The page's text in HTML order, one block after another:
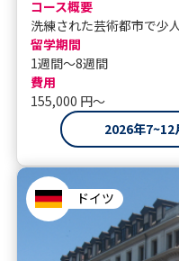
コース概要
洗練された芸術都市で少
留学期間
1週間～8週間
費用
155,000 円〜
2026年7~12
ドイツ